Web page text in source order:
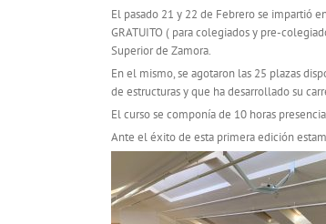
El pasado 21 y 22 de Febrero se impartió
GRATUITO ( para colegiados y pre-
Superior de Zamora.
En el mismo, se agotaron las 25 plazas
de estructuras y que ha desarrollado su
El curso se componía de 10 horas
Ante el éxito de esta primera edición